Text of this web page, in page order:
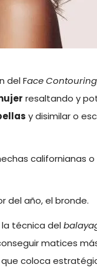
del Face Contouring
resaltando y
y disimilar o
californianas
del año, el bronde.
técnica del
matices
coloca